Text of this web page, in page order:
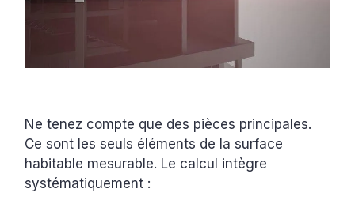
Ne tenez compte que des pièces principales.
Ce sont les seuls éléments de la surface
habitable mesurable. Le calcul intègre
systématiquement :